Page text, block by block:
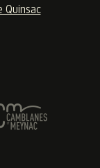
Quinsac